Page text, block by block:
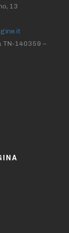
13
TN-140359 –